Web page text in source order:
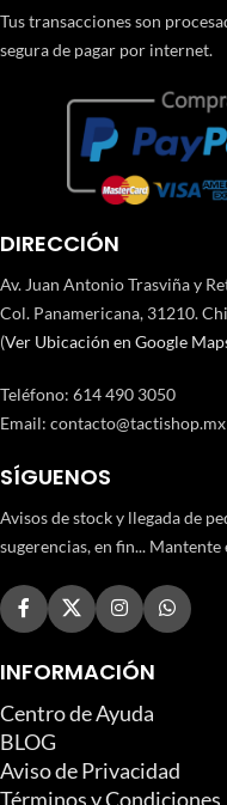
Tus transacciones son
segura de pagar por internet.
DIRECCIÓN
Av. Juan Antonio Trasviña y
Col. Panamericana, 31210.
(Ver Ubicación en Google
Teléfono: 614 490 3050
Email: contacto@tactishop.mx
SÍGUENOS
Avisos de stock y llegada de
sugerencias, en fin...
INFORMACIÓN
Centro de Ayuda
BLOG
Aviso de Privacidad
Términos y Condiciones